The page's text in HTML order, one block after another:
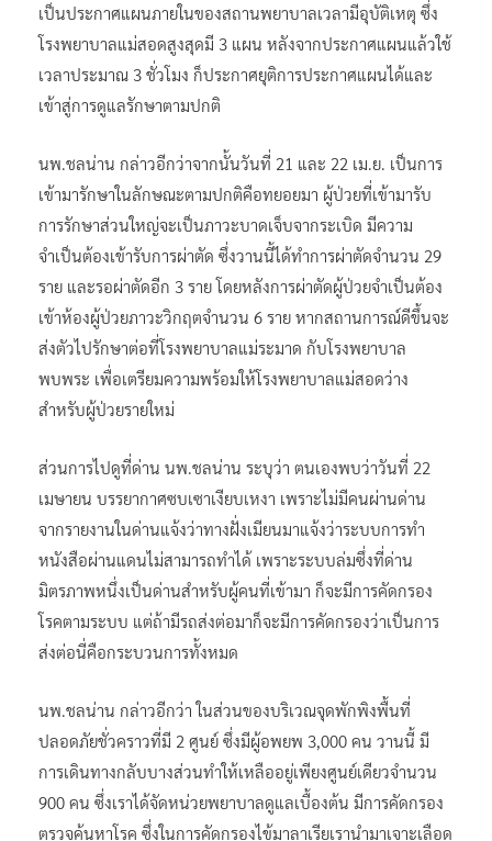
เป็นประกาศแผนภายในของสถานพยาบาลเวลามีอุบัติเหตุ ซึ่ง
โรงพยาบาลแม่สอดสูงสุดมี 3 แผน หลังจากประกาศแผนแล้วใช้
เวลาประมาณ 3 ชั่วโมง ก็ประกาศยุติการประกาศแผนได้และ
เข้าสู่การดูแลรักษาตามปกติ
นพ.ชลน่าน กล่าวอีกว่าจากนั้นวันที่ 21 และ 22 เม.ย. เป็นการ
เข้ามารักษาในลักษณะตามปกติคือทยอยมา ผู้ป่วยที่เข้ามารับ
การรักษาส่วนใหญ่จะเป็นภาวะบาดเจ็บจากระเบิด มีความ
จำเป็นต้องเข้ารับการผ่าตัด ซึ่งวานนี้ได้ทำการผ่าตัดจำนวน 29
ราย และรอผ่าตัดอีก 3 ราย โดยหลังการผ่าตัดผู้ป่วยจำเป็นต้อง
เข้าห้องผู้ป่วยภาวะวิกฤตจำนวน 6 ราย หากสถานการณ์ดีขึ้นจะ
ส่งตัวไปรักษาต่อที่โรงพยาบาลแม่ระมาด กับโรงพยาบาล
พบพระ เพื่อเตรียมความพร้อมให้โรงพยาบาลแม่สอดว่าง
สำหรับผู้ป่วยรายใหม่
ส่วนการไปดูที่ด่าน นพ.ชลน่าน ระบุว่า ตนเองพบว่าวันที่ 22
เมษายน บรรยากาศซบเซาเงียบเหงา เพราะไม่มีคนผ่านด่าน
จากรายงานในด่านแจ้งว่าทางฝั่งเมียนมาแจ้งว่าระบบการทำ
หนังสือผ่านแดนไม่สามารถทำได้ เพราะระบบล่มซึ่งที่ด่าน
มิตรภาพหนึ่งเป็นด่านสำหรับผู้คนที่เข้ามา ก็จะมีการคัดกรอง
โรคตามระบบ แต่ถ้ามีรถส่งต่อมาก็จะมีการคัดกรองว่าเป็นการ
ส่งต่อนี่คือกระบวนการทั้งหมด
นพ.ชลน่าน กล่าวอีกว่า ในส่วนของบริเวณจุดพักพิงพื้นที่
ปลอดภัยชั่วคราวที่มี 2 ศูนย์ ซึ่งมีผู้อพยพ 3,000 คน วานนี้ มี
การเดินทางกลับบางส่วนทำให้เหลืออยู่เพียงศูนย์เดียวจำนวน
900 คน ซึ่งเราได้จัดหน่วยพยาบาลดูแลเบื้องต้น มีการคัดกรอง
ตรวจค้นหาโรค ซึ่งในการคัดกรองไข้มาลาเรียเรานำมาเจาะเลือด